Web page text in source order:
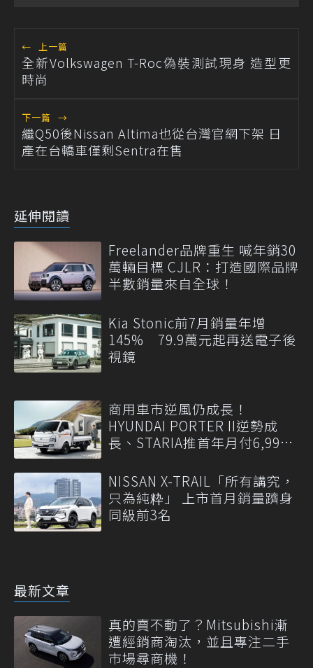
← 上一篇
全新Volkswagen T-Roc偽裝測試現身 造型更
時尚
下一篇 →
繼Q50後Nissan Altima也從台灣官網下架 日
產在台轎車僅剩Sentra在售
延伸閱讀
Freelander品牌重生 喊年銷30
萬輛目標 CJLR：打造國際品牌
半數銷量來自全球！
Kia Stonic前7月銷量年增
145% 79.9萬元起再送電子後
視鏡
商用車市逆風仍成長！
HYUNDAI PORTER II逆勢成
長、STARIA推首年月付6,999
NISSAN X-TRAIL「所有講究，
只為純粋」 上市首月銷量躋身
同級前3名
最新文章
真的賣不動了？Mitsubishi漸
遭經銷商淘汰，並且專注二手
市場尋商機！